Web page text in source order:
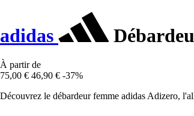
adidas
À partir de
75,00 € 46,90 € -37%
Découvrez le débardeur femme adidas Adizero,